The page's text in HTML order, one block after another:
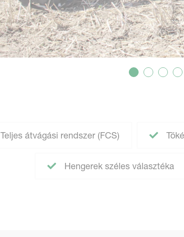
Teljes átvágási rendszer (FCS)
Hengerek széles választéka